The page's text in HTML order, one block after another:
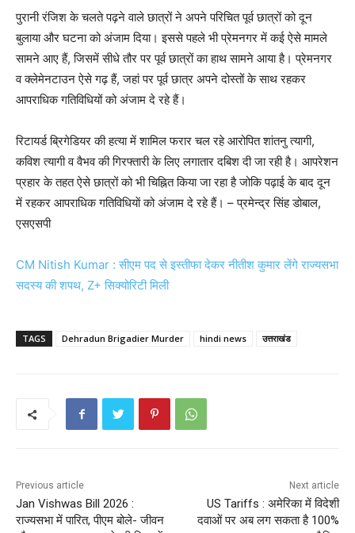
पुरानी रंजिश के चलते पढ़ने वाले छात्रों ने अपने परिचित पूर्व छात्रों को दून
बुलाया और घटना को अंजाम दिया। इससे पहले भी प्रेमनगर में कई ऐसे मामले
सामने आए हैं, जिसमें सीधे तौर पर पूर्व छात्रों का हाथ सामने आया है। प्रेमनगर
व क्लेमेनटाउन ऐसे गढ़ हैं, जहां पर पूर्व छात्र अपने दोस्तों के साथ रहकर
आपराधिक गतिविधियों को अंजाम दे रहे हैं।
रिटायर्ड ब्रिगेडियर की हत्या में शामिल फरार चल रहे आरोपित शांतनु त्यागी,
कविश त्यागी व वैभव की गिरफ्तारी के लिए लगातार दबिश दी जा रही है। आपरेशन
प्रहार के तहत ऐसे छात्रों को भी चिह्नित किया जा रहा है जोकि पढ़ाई के बाद दून
में रहकर आपराधिक गतिविधियाें को अंजाम दे रहे हैं। – प्रमेन्द्र सिंह डोबाल,
एसएसपी
CM Nitish Kumar : सीएम पद से इस्तीफा देकर नीतीश कुमार लेंगे राज्यसभा
सदस्य की शपथ, Z+ सिक्योरिटी मिली
TAGS Dehradun Brigadier Murder hindi news उत्तराखंड
Previous article
Jan Vishwas Bill 2026 :
राज्यसभा में पारित, पीएम बोले- जीवन
Next article
US Tariffs : अमेरिका में विदेशी
दवाओं पर अब लग सकता है 100%